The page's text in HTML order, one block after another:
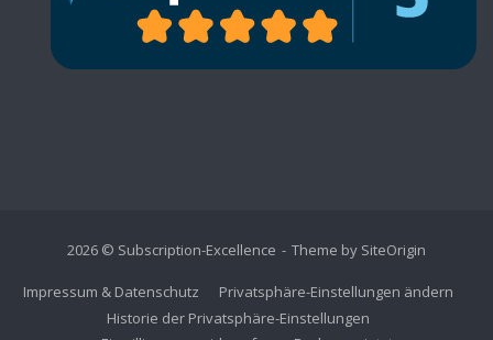
2026 © Subscription-Excellence Theme by SiteOrigin
Impressum & Datenschutz
Privatsphäre-Einstellungen ändern
Historie der Privatsphäre-Einstellungen